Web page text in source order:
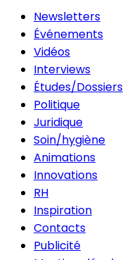
Newsletters
Événements
Vidéos
Interviews
Études/Dossiers
Politique
Juridique
Soin/hygiène
Animations
Innovations
RH
Inspiration
Contacts
Publicité